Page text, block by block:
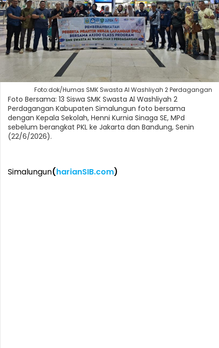
Foto:dok/Humas SMK Swasta Al Washliyah 2 Perdagangan
Foto Bersama: 13 Siswa SMK Swasta Al Washliyah 2
Perdagangan Kabupaten Simalungun foto bersama
dengan Kepala Sekolah, Henni Kurnia Sinaga SE, MPd
sebelum berangkat PKL ke Jakarta dan Bandung, Senin
(22/6/2026).
Simalungun(harianSIB.com)